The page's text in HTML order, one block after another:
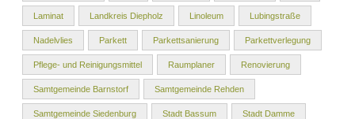
Laminat Landkreis Diepholz Linoleum Lubingstraße
Nadelvlies Parkett Parkettsanierung Parkettverlegung
Pflege- und Reinigungsmittel Raumplaner Renovierung
Samtgemeinde Barnstorf Samtgemeinde Rehden
Samtgemeinde Siedenburg Stadt Bassum Stadt Damme